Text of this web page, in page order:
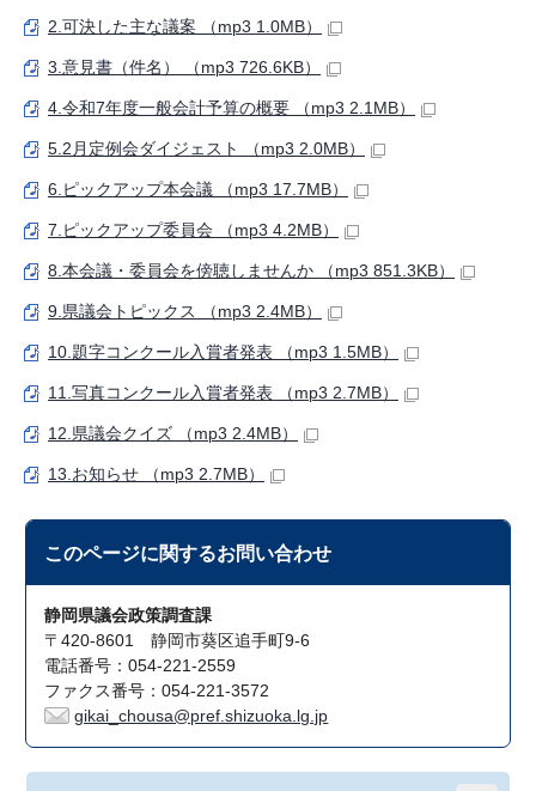
2.可決した主な議案 （mp3 1.0MB）
3.意見書（件名） （mp3 726.6KB）
4.令和7年度一般会計予算の概要 （mp3 2.1MB）
5.2月定例会ダイジェスト （mp3 2.0MB）
6.ピックアップ本会議 （mp3 17.7MB）
7.ピックアップ委員会 （mp3 4.2MB）
8.本会議・委員会を傍聴しませんか （mp3 851.3KB）
9.県議会トピックス （mp3 2.4MB）
10.題字コンクール入賞者発表 （mp3 1.5MB）
11.写真コンクール入賞者発表 （mp3 2.7MB）
12.県議会クイズ （mp3 2.4MB）
13.お知らせ （mp3 2.7MB）
このページに関するお問い合わせ
静岡県議会政策調査課
〒420-8601 静岡市葵区追手町9-6
電話番号：054-221-2559
ファクス番号：054-221-3572
gikai_chousa@pref.shizuoka.lg.jp